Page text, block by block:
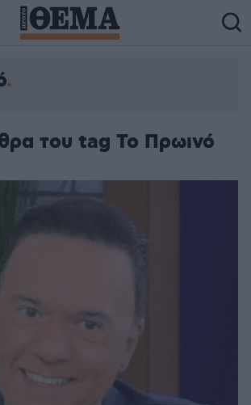
του tag Το Πρωινό